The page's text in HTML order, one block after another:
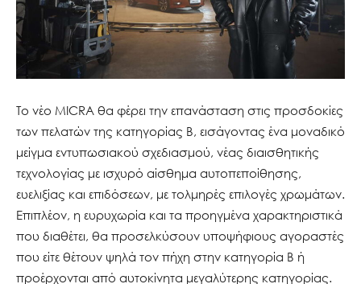
Το νέο MICRA θα φέρει την επανάσταση στις προσδοκίες
των πελατών της κατηγορίας Β, εισάγοντας ένα μοναδικό
μείγμα εντυπωσιακού σχεδιασμού, νέας διαισθητικής
τεχνολογίας με ισχυρό αίσθημα αυτοπεποίθησης,
ευελιξίας και επιδόσεων, με τολμηρές επιλογές χρωμάτων.
Επιπλέον, η ευρυχωρία και τα προηγμένα χαρακτηριστικά
που διαθέτει, θα προσελκύσουν υποψήφιους αγοραστές
που είτε θέτουν ψηλά τον πήχη στην κατηγορία B ή
προέρχονται από αυτοκίνητα μεγαλύτερης κατηγορίας.